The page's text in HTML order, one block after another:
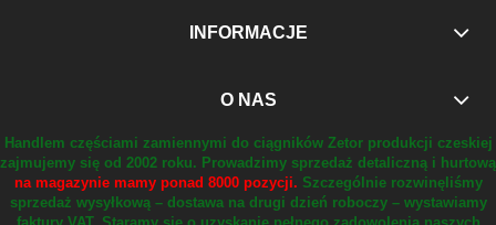
INFORMACJE
O NAS
Handlem częściami zamiennymi do ciągników Zetor produkcji czeskiej
zajmujemy się od 2002 roku. Prowadzimy sprzedaż detaliczną i hurtową
na magazynie mamy ponad 8000 pozycji. Szczególnie rozwinęliśmy
sprzedaż wysyłkową – dostawa na drugi dzień roboczy – wystawiamy